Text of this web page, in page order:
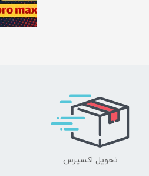
تحویل اکسپرس